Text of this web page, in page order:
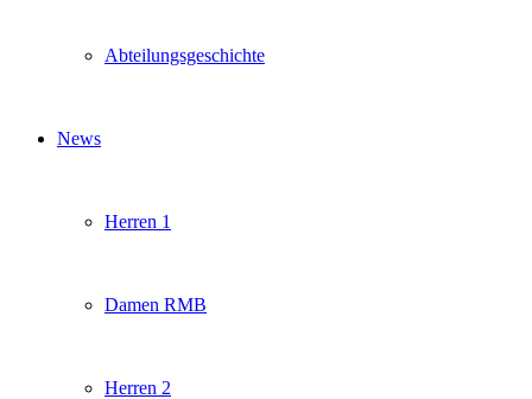
Abteilungsgeschichte
News
Herren 1
Damen RMB
Herren 2